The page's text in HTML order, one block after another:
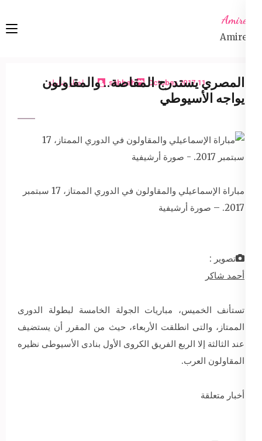
content
Enter)
Amireta
Amireta
11 October 2017
sabbeh اخبار شاملة
المصري يستدرج المقاصة.. والمقاولون
يواجه الأسيوطي
مباراة الإسماعيلي والمقاولون في الدوري الممتاز، 17 سبتمبر
2017. – صورة أرشيفية
تصوير :
أحمد شاكر
تستأنف الخميس، مباريات الجولة الخامسة لبطولة الدورى
الممتاز، والتى انطلقت الأربعاء، حيث من المقرر أن يستضيف
عند الثالثة إلا الربع الفريق الكروى الأول بنادى الأسيوطى نظيره
المقاولون العرب.
أخبار متعلقة